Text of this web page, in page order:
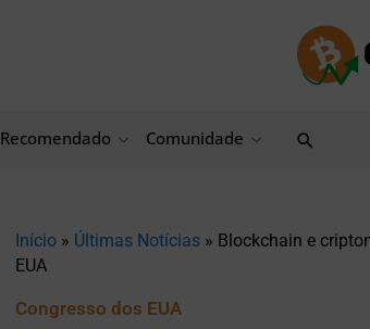
Recomendado Comunidade
Início » Últimas Notícias » Blockchain e
EUA
Congresso dos EUA